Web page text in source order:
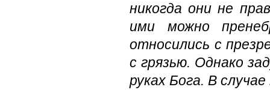
никогда они не
ими можно
относились с
с грязью. Однако
руках Бога. В